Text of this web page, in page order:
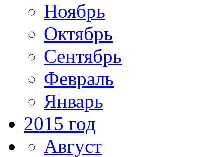
Ноябрь
Октябрь
Сентябрь
Февраль
Январь
2015 год
Август